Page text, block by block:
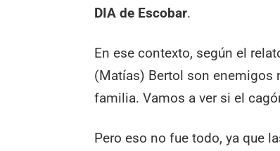
DIA de Escobar.
En ese contexto, según el
(Matías) Bertol son enemigos
familia. Vamos a ver si el
Pero eso no fue todo, ya que